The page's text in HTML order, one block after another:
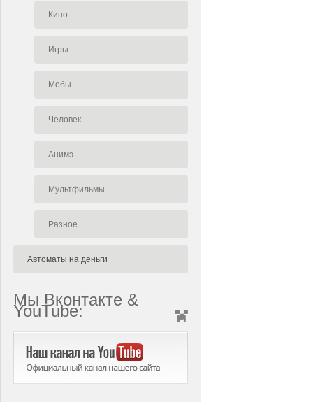
Кино
Игры
Мобы
Человек
Анимэ
Мультфильмы
Разное
Автоматы на деньги
Мы Вконтакте &
YouTube: